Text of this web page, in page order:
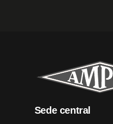
Sede central